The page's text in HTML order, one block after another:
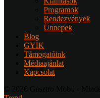
Programok
Rendezvények
Ünnepek
Blog
GYIK
Támogatóink
Médiaajánlat
Kapcsolat